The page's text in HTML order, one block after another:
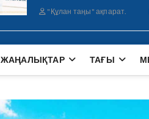
"Құлан таңы" ақпарат.
ЖАҢАЛЫҚТАР ТАҒЫ